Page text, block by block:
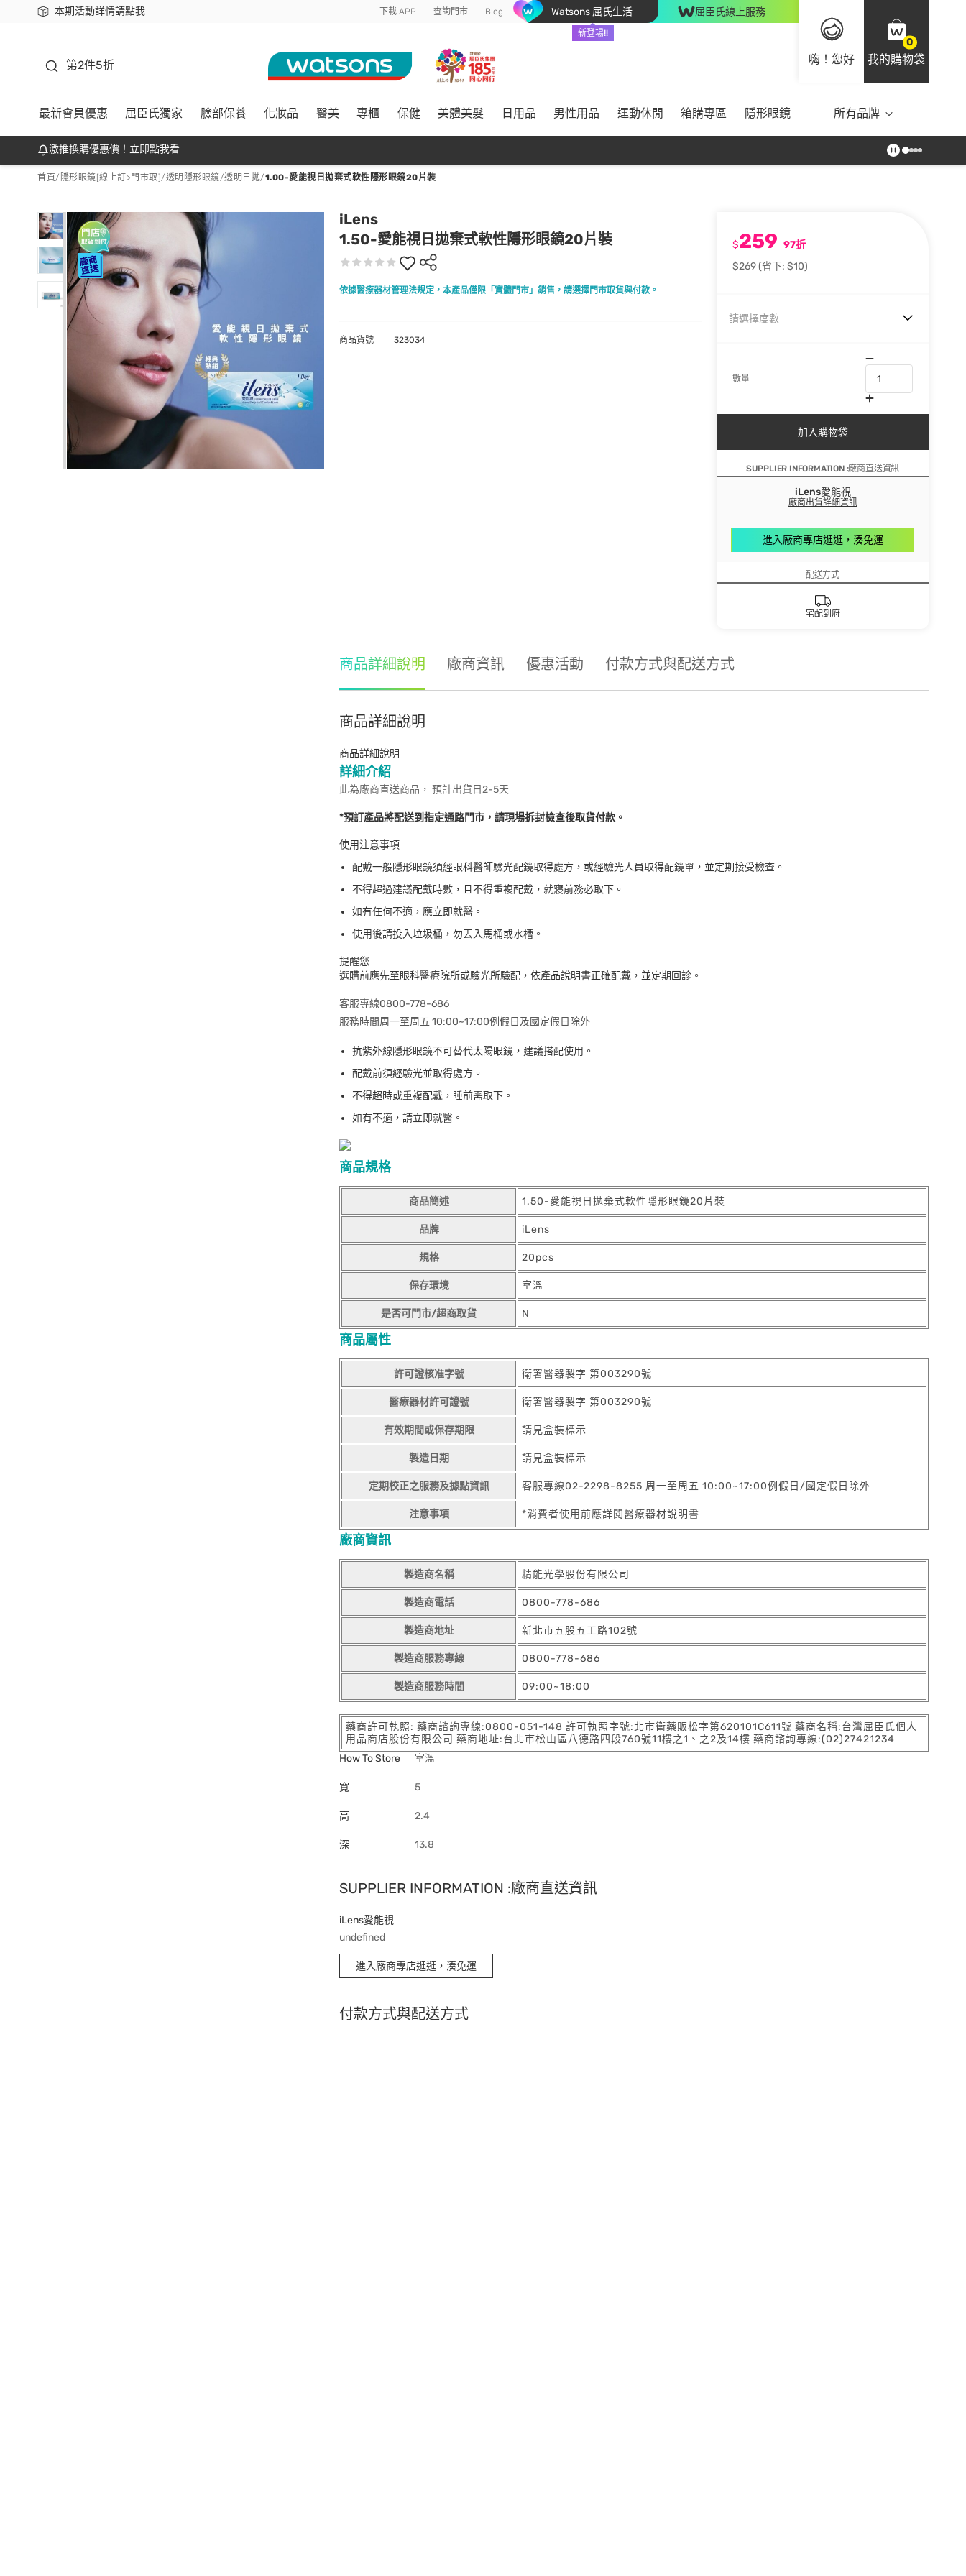
本期活動詳情請點我
下載app最高回饋$350 下載 APP 查詢門市 Blog Watsons 屈氏生活
新登場!!
屈臣氏線上服務
嗨！您好
0
我的購物袋
第2件5折
最新會員優惠 屈臣氏獨家 臉部保養 化妝品 醫美 專櫃 保健 美體美髮 日用品 男性用品 運動休閒 箱購專區 隱形眼鏡 所有品牌
激推換購優惠價！立即點我看
首頁/ 隱形眼鏡[線上訂>門市取]/透明隱形眼鏡/透明日拋/1.00-愛能視日拋棄式軟性隱形眼鏡20片裝
iLens
1.50-愛能視日拋棄式軟性隱形眼鏡20片裝
依據醫療器材管理法規定，本產品僅限「實體門市」銷售，請選擇門市取貨與付款。
$259 97折
$269(省下: $10)
請選擇度數
數量
加入購物袋
SUPPLIER INFORMATION :廠商直送資訊
iLens愛能視
廠商出貨詳細資訊
進入廠商專店逛逛，湊免運
配送方式
宅配到府
商品貨號 323034
商品詳細說明 廠商資訊 優惠活動 付款方式與配送方式
商品詳細說明
商品詳細說明
詳細介紹
此為廠商直送商品， 預計出貨日2-5天
*預訂產品將配送到指定通路門市，請現場拆封檢查後取貨付款。
使用注意事項
配戴一般隱形眼鏡須經眼科醫師驗光配鏡取得處方，或經驗光人員取得配鏡單，並定期接受檢查。
不得超過建議配戴時數，且不得重複配戴，就寢前務必取下。
如有任何不適，應立即就醫。
使用後請投入垃圾桶，勿丟入馬桶或水槽。
提醒您
選購前應先至眼科醫療院所或驗光所驗配，依產品說明書正確配戴，並定期回診。
客服專線0800-778-686
服務時間周一至周五 10:00~17:00例假日及國定假日除外
抗紫外線隱形眼鏡不可替代太陽眼鏡，建議搭配使用。
配戴前須經驗光並取得處方。
不得超時或重複配戴，睡前需取下。
如有不適，請立即就醫。
商品規格
商品簡述 1.50-愛能視日拋棄式軟性隱形眼鏡20片裝
品牌 iLens
規格 20pcs
保存環境 室溫
是否可門市/超商取貨 N
商品屬性
許可證核准字號 衛署醫器製字 第003290號
醫療器材許可證號 衛署醫器製字 第003290號
有效期間或保存期限 請見盒裝標示
製造日期 請見盒裝標示
定期校正之服務及據點資訊 客服專線02-2298-8255 周一至周五 10:00~17:00例假日/國定假日除外
注意事項 *消費者使用前應詳閱醫療器材說明書
廠商資訊
製造商名稱 精能光學股份有限公司
製造商電話 0800-778-686
製造商地址 新北市五股五工路102號
製造商服務專線 0800-778-686
製造商服務時間 09:00~18:00
藥商許可執照: 藥商諮詢專線:0800-051-148 許可執照字號:北市衛藥販松字第620101C611號 藥商名稱:台灣屈臣氏個人
用品商店股份有限公司 藥商地址:台北市松山區八德路四段760號11樓之1、之2及14樓 藥商諮詢專線:(02)27421234
How To Store
室溫
寬 5
高 2.4
深 13.8
SUPPLIER INFORMATION :廠商直送資訊
iLens愛能視
undefined
進入廠商專店逛逛，湊免運
付款方式與配送方式